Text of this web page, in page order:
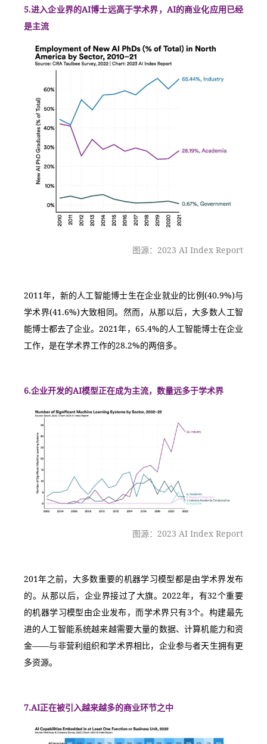
5.进入企业界的AI博士远高于学术界，AI的商业化应用已经
是主流
图源：2023 AI Index Report
2011年，新的人工智能博士生在企业就业的比例(40.9%)与
学术界(41.6%)大致相同。然而，从那以后，大多数人工智
能博士都去了企业。2021年，65.4%的人工智能博士在企业
工作，是在学术界工作的28.2%的两倍多。
6.企业开发的AI模型正在成为主流，数量远多于学术界
图源：2023 AI Index Report
201年之前，大多数重要的机器学习模型都是由学术界发布
的。从那以后，企业界接过了大旗。2022年，有32个重要
的机器学习模型由企业发布，而学术界只有3个。构建最先
进的人工智能系统越来越需要大量的数据、计算机能力和资
金——与非营利组织和学术界相比，企业参与者天生拥有更
多资源。
7.AI正在被引入越来越多的商业环节之中